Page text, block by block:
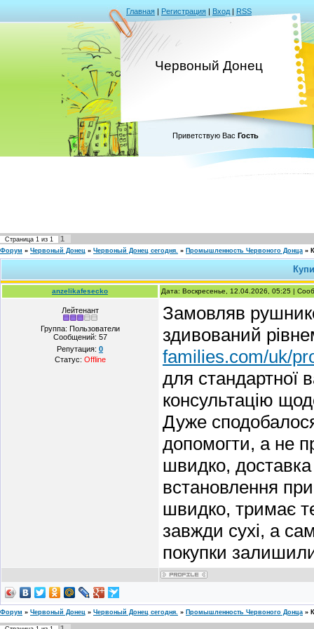
Главная | Регистрация | Вход | RSS
Червоный Донец
Приветствую Вас Гость
Страница 1 из 1 1
Форум » Червоный Донец » Червоный Донец сегодня. » Промышленность Червоного Донца »
anzelikafesecko Дата: Воскресенье, 12.04.2026, 05:25 |
Лейтенант
Группа: Пользователи
Сообщений: 57
Репутация: 0
Статус: Offline
Замовляв
здивований
families.com/uk/
для стандартної
консультацію
Дуже
допомогти, а не
швидко,
встановлення
швидко, тримає
завжди сухі, а
покупки
Форум » Червоный Донец » Червоный Донец сегодня. » Промышленность Червоного Донца »